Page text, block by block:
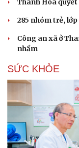
Thanh Hóa
285 nhóm trẻ,
Công an xã ở
nhầm
SỨC KHỎE